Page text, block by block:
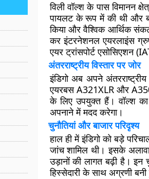
विली वॉल्श के पास विमानन
पायलट के रूप में की थी और
किया और वैश्विक आर्थिक
कर इंटरनेशनल एयरलाइंस
एयर ट्रांसपोर्ट एसोसिएशन
अंतरराष्ट्रीय विस्तार पर जोर
इंडिगो अब अपने
एयरबस A321XLR और A350
के लिए उपयुक्त हैं। वॉल्श का
अपनाने में मदद करेगा।
चुनौतियां और बाजार परिदृश्य
हाल ही में इंडिगो को बड़े
जांच शामिल थी। इसके
उड़ानों की लागत बढ़ी है। इन
हिस्सेदारी के साथ अग्रणी